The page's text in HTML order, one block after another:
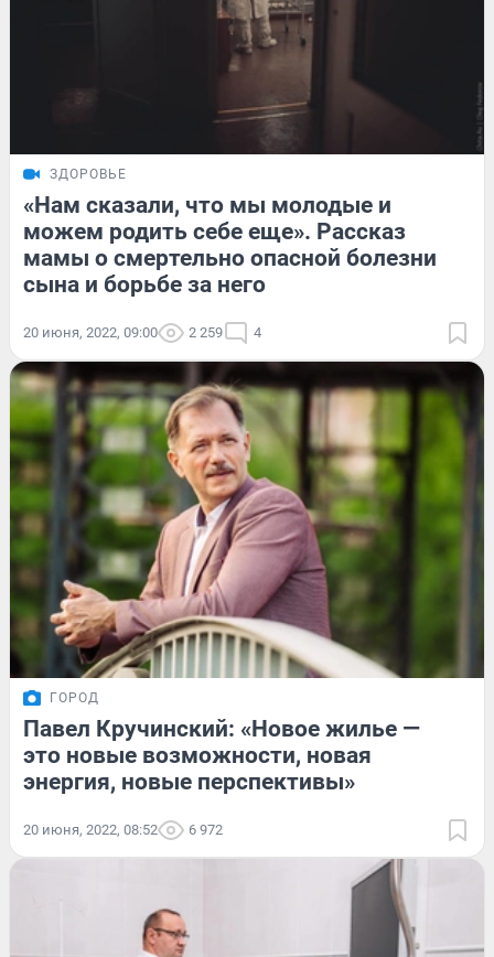
ЗДОРОВЬЕ
«Нам сказали, что мы молодые и
можем родить себе еще». Рассказ
мамы о смертельно опасной болезни
сына и борьбе за него
20 июня, 2022, 09:00 2 259 4
ГОРОД
Павел Кручинский: «Новое жилье —
это новые возможности, новая
энергия, новые перспективы»
20 июня, 2022, 08:52 6 972